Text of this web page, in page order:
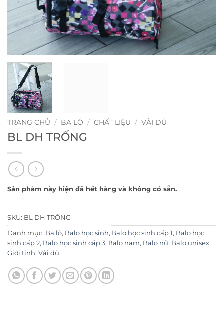
TRANG CHỦ / BA LÔ / CHẤT LIỆU / VẢI DÙ
BL DH TRỐNG
Sản phẩm này hiện đã hết hàng và không có sẵn.
SKU: BL DH TRỐNG
Danh mục: Ba lô, Balo học sinh, Balo học sinh cấp 1, Balo học
sinh cấp 2, Balo học sinh cấp 3, Balo nam, Balo nữ, Balo unisex,
Giới tính, Vải dù